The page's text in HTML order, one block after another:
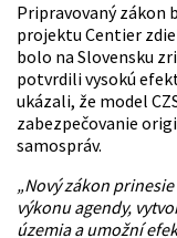
Pripravovaný zákon
projektu Centier
bolo na Slovensku
potvrdili vysokú
ukázali, že model
zabezpečovanie
samospráv.
„Nový zákon
výkonu agendy,
územia a umožní